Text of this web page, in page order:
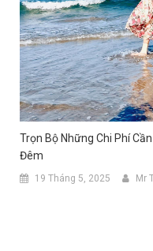
Trọn Bộ Những Chi Phí
Đêm
19 Tháng 5, 2025 Mr